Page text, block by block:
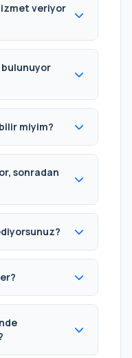
veriyor
bulunuyor
miyim?
sonradan